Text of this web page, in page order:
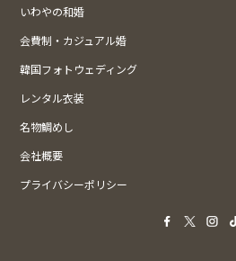
いわやの和婚
会費制・カジュアル婚
韓国フォトウェディング
レンタル衣装
名物鯛めし
会社概要
プライバシーポリシー